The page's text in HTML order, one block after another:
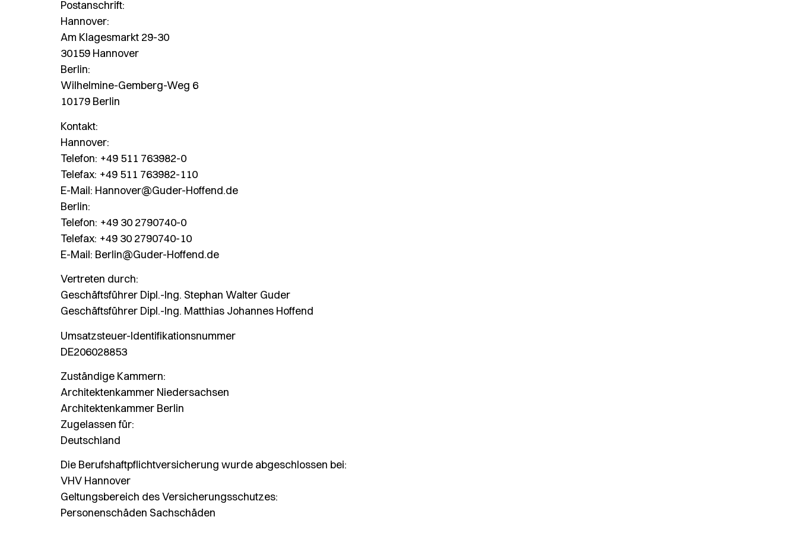
Postanschrift:
Hannover:
Am Klagesmarkt 29-30
30159 Hannover
Berlin:
Wilhelmine-Gemberg-Weg 6
10179 Berlin
Kontakt:
Hannover:
Telefon: +49 511 763982-0
Telefax: +49 511 763982-110
E-Mail: Hannover@Guder-Hoffend.de
Berlin:
Telefon: +49 30 2790740-0
Telefax: +49 30 2790740-10
E-Mail: Berlin@Guder-Hoffend.de
Vertreten durch:
Geschäftsführer Dipl.-Ing. Stephan Walter Guder
Geschäftsführer Dipl.-Ing. Matthias Johannes Hoffend
Umsatzsteuer-Identifikationsnummer
DE206028853
Zuständige Kammern:
Architektenkammer Niedersachsen
Architektenkammer Berlin
Zugelassen für:
Deutschland
Die Berufshaftpflichtversicherung wurde abgeschlossen bei:
VHV Hannover
Geltungsbereich des Versicherungsschutzes:
Personenschäden Sachschäden